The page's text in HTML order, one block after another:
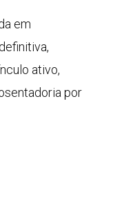
em
ativo,
por